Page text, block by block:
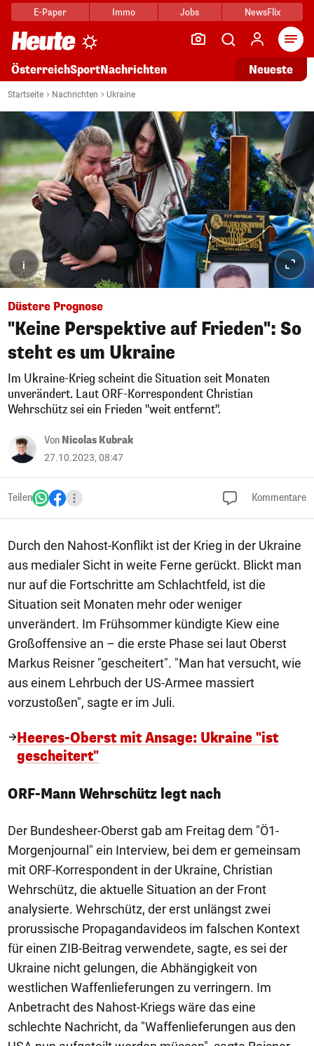
E-Paper Immo Jobs NewsFlix
ÖsterreichSportNachrichten Neueste
Startseite Nachrichten Ukraine
i
Düstere Prognose
"Keine Perspektive auf Frieden": So
steht es um Ukraine
Im Ukraine-Krieg scheint die Situation seit Monaten
unverändert. Laut ORF-Korrespondent Christian
Wehrschütz sei ein Frieden "weit entfernt".
Von Nicolas Kubrak
27.10.2023, 08:47
Teilen Kommentare
Durch den Nahost-Konflikt ist der Krieg in der Ukraine
aus medialer Sicht in weite Ferne gerückt. Blickt man
nur auf die Fortschritte am Schlachtfeld, ist die
Situation seit Monaten mehr oder weniger
unverändert. Im Frühsommer kündigte Kiew eine
Großoffensive an – die erste Phase sei laut Oberst
Markus Reisner "gescheitert". "Man hat versucht, wie
aus einem Lehrbuch der US-Armee massiert
vorzustoßen", sagte er im Juli.
Heeres-Oberst mit Ansage: Ukraine "ist
gescheitert"
ORF-Mann Wehrschütz legt nach
Der Bundesheer-Oberst gab am Freitag dem "Ö1-
Morgenjournal" ein Interview, bei dem er gemeinsam
mit ORF-Korrespondent in der Ukraine, Christian
Wehrschütz, die aktuelle Situation an der Front
analysierte. Wehrschütz, der erst unlängst zwei
prorussische Propagandavideos im falschen Kontext
für einen ZIB-Beitrag verwendete, sagte, es sei der
Ukraine nicht gelungen, die Abhängigkeit von
westlichen Waffenlieferungen zu verringern. Im
Anbetracht des Nahost-Kriegs wäre das eine
schlechte Nachricht, da "Waffenlieferungen aus den